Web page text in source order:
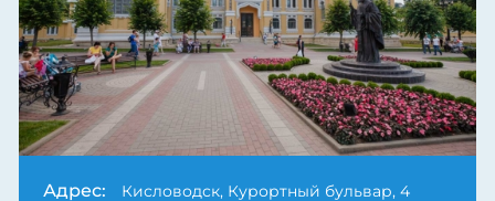
Адрес: Кисловодск, Курортный бульвар, 4
Next